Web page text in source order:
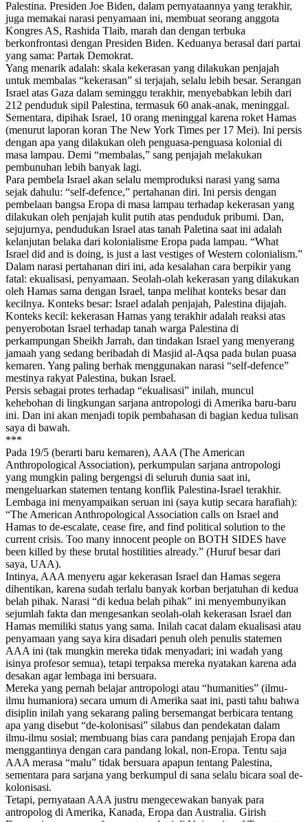
Palestina. Presiden Joe Biden, dalam pernyataannya yang terakhir,
juga memakai narasi penyamaan ini, membuat seorang anggota
Kongres AS, Rashida Tlaib, marah dan dengan terbuka
berkonfrontasi dengan Presiden Biden. Keduanya berasal dari partai
yang sama: Partak Demokrat.
Yang menarik adalah: skala kekerasan yang dilakukan penjajah
untuk membalas “kekerasan” si terjajah, selalu lebih besar. Serangan
Israel atas Gaza dalam seminggu terakhir, menyebabkan lebih dari
212 penduduk sipil Palestina, termasuk 60 anak-anak, meninggal.
Sementara, dipihak Israel, 10 orang meninggal karena roket Hamas
(menurut laporan koran The New York Times per 17 Mei). Ini persis
dengan apa yang dilakukan oleh penguasa-penguasa kolonial di
masa lampau. Demi “membalas,” sang penjajah melakukan
pembunuhan lebih banyak lagi.
Para pembela Israel akan selalu memproduksi narasi yang sama
sejak dahulu: “self-defence,” pertahanan diri. Ini persis dengan
pembelaan bangsa Eropa di masa lampau terhadap kekerasan yang
dilakukan oleh penjajah kulit putih atas penduduk pribumi. Dan,
sejujurnya, pendudukan Israel atas tanah Paletina saat ini adalah
kelanjutan belaka dari kolonialisme Eropa pada lampau. “What
Israel did and is doing, is just a last vestiges of Western colonialism.”
Dalam narasi pertahanan diri ini, ada kesalahan cara berpikir yang
fatal: ekualisasi, penyamaan. Seolah-olah kekerasan yang dilakukan
oleh Hamas sama dengan Israel, tanpa melihat konteks besar dan
kecilnya. Konteks besar: Israel adalah penjajah, Palestina dijajah.
Konteks kecil: kekerasan Hamas yang terakhir adalah reaksi atas
penyerobotan Israel terhadap tanah warga Palestina di
perkampungan Sheikh Jarrah, dan tindakan Israel yang menyerang
jamaah yang sedang beribadah di Masjid al-Aqsa pada bulan puasa
kemaren. Yang paling berhak menggunakan narasi “self-defence”
mestinya rakyat Palestina, bukan Israel.
Persis sebagai protes terhadap “ekualisasi” inilah, muncul
kehebohan di lingkungan sarjana antropologi di Amerika baru-baru
ini. Dan ini akan menjadi topik pembahasan di bagian kedua tulisan
saya di bawah.
***
Pada 19/5 (berarti baru kemaren), AAA (The American
Anthropological Association), perkumpulan sarjana antropologi
yang mungkin paling bergengsi di seluruh dunia saat ini,
mengeluarkan statemen tentang konflik Palestina-Israel terakhir.
Lembaga ini menyampaikan seruan ini (saya kutip secara harafiah):
“The American Anthropological Association calls on Israel and
Hamas to de-escalate, cease fire, and find political solution to the
current crisis. Too many innocent people on BOTH SIDES have
been killed by these brutal hostilities already.” (Huruf besar dari
saya, UAA).
Intinya, AAA menyeru agar kekerasan Israel dan Hamas segera
dihentikan, karena sudah terlalu banyak korban berjatuhan di kedua
belah pihak. Narasi “di kedua belah pihak” ini menyembunyikan
sejumlah fakta dan mengesankan seolah-olah kekerasan Israel dan
Hamas memiliki status yang sama. Inilah cacat dalam ekualisasi atau
penyamaan yang saya kira disadari penuh oleh penulis statemen
AAA ini (tak mungkin mereka tidak menyadari; ini wadah yang
isinya profesor semua), tetapi terpaksa mereka nyatakan karena ada
desakan agar lembaga ini bersuara.
Mereka yang pernah belajar antropologi atau “humanities” (ilmu-
ilmu humaniora) secara umum di Amerika saat ini, pasti tahu bahwa
disiplin inilah yang sekarang paling bersemangat berbicara tentang
apa yang disebut “de-kolonisasi” silabus dan pendekatan dalam
ilmu-ilmu sosial; membuang bias cara pandang penjajah Eropa dan
menggantinya dengan cara pandang lokal, non-Eropa. Tentu saja
AAA merasa “malu” tidak bersuara apapun tentang Palestina,
sementara para sarjana yang berkumpul di sana selalu bicara soal de-
kolonisasi.
Tetapi, pernyataan AAA justru mengecewakan banyak para
antropolog di Amerika, Kanada, Eropa dan Australia. Girish